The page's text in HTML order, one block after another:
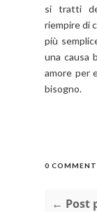
si tratti
riempire di
più
una causa
amore per
bisogno.
0
← Post